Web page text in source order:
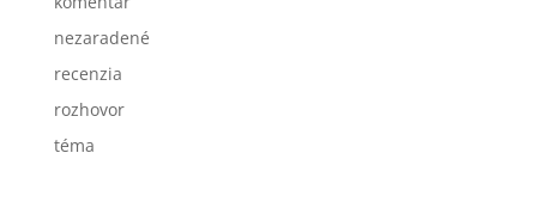
nezaradené
recenzia
rozhovor
téma